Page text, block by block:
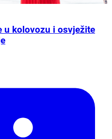
u kolovozu i osvježite